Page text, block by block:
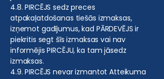
4.8. PIRCĒJS sedz preces
atpakaļatdošanas tiešās izmaksas,
izņemot gadījumus, kad PĀRDEVĒJS ir
piekritis segt šīs izmaksas vai nav
informējis PIRCĒJU, ka tam jāsedz
izmaksas.
4.9. PIRCĒJS nevar izmantot Atteikuma